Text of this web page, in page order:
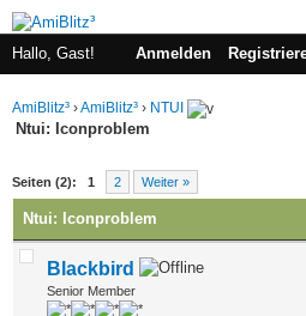
Hallo, Gast! Anmelden
AmiBlitz³ ›AmiBlitz³ › NTUI
Ntui: Iconproblem
Seiten (2): 1 2 Weiter »
Durchschnitt
Ntui: Iconproblem
Blackbird
Senior Member